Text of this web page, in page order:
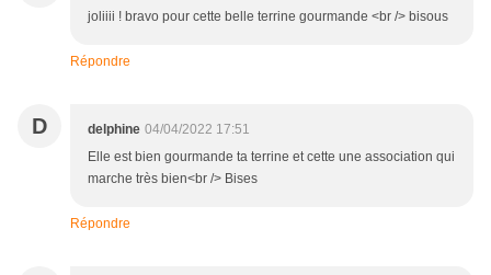
joliiii ! bravo pour cette belle terrine gourmande <br /> bisous
Répondre
D delphine 04/04/2022 17:51
Elle est bien gourmande ta terrine et cette une association qui
marche très bien<br /> Bises
Répondre